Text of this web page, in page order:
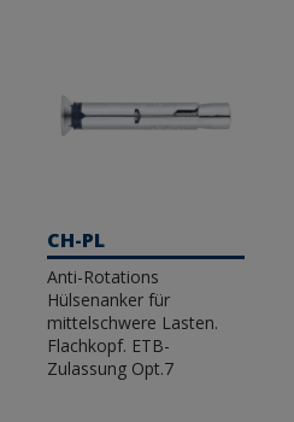
CH-PL
Anti-Rotations
Hülsenanker für
mittelschwere Lasten.
Flachkopf. ETB-
Zulassung Opt.7